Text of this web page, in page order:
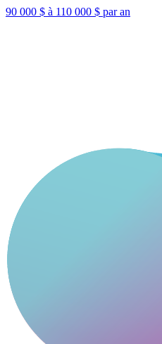
90 000 $ à 110 000 $ par an